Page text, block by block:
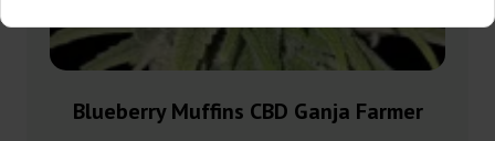
Blueberry Muffins CBD Ganja Farmer